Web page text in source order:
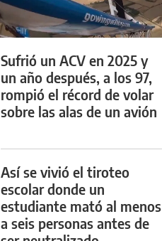
Sufrió un ACV en 2025 y
un año después, a los 97,
rompió el récord de volar
sobre las alas de un avión
Así se vivió el tiroteo
escolar donde un
estudiante mató al menos
a seis personas antes de